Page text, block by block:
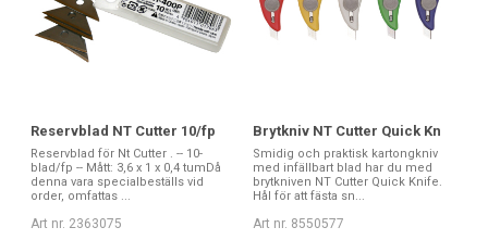
Reservblad NT Cutter 10/fp
Reservblad för Nt Cutter . -- 10-
blad/fp -- Mått: 3,6 x 1 x 0,4 tumDå
denna vara specialbeställs vid
order, omfattas ...
Art nr. 2363075
Brytkniv NT Cutter Quick Kn
Smidig och praktisk kartongkniv
med infällbart blad har du med
brytkniven NT Cutter Quick Knife.
Hål för att fästa sn...
Art nr. 8550577